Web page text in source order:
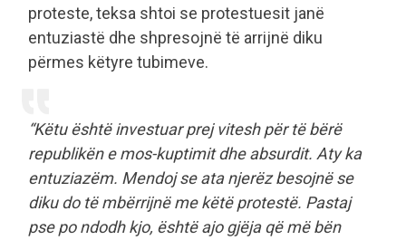
proteste, teksa shtoi se protestuesit janë
entuziastë dhe shpresojnë të arrijnë diku
përmes këtyre tubimeve.
“Këtu është investuar prej vitesh për të bërë
republikën e mos-kuptimit dhe absurdit. Aty ka
entuziazëm. Mendoj se ata njerëz besojnë se
diku do të mbërrijnë me këtë protestë. Pastaj
pse po ndodh kjo, është ajo gjëja që më bën